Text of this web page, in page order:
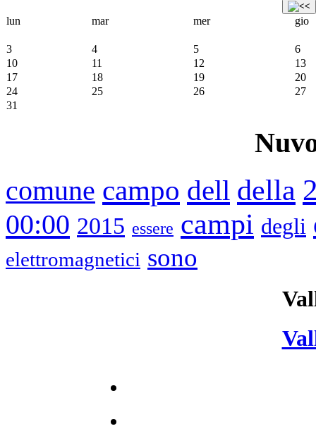
lun
mar mer gio
3 4 5
6
10
11 12
13
17
18 19
20
24
25 26
27
31
comune campo dell della
00:00 2015 essere campi degli
elettromagnetici sono